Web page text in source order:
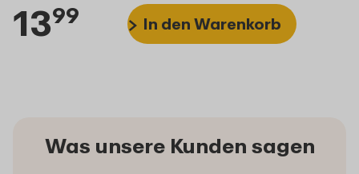
1399 In den Warenkorb
Was unsere Kunden sagen